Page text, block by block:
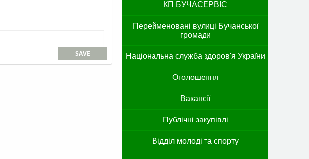
SAVE
КП БУЧАСЕРВІС
Перейменовані вулиці Бучанської
громади
Національна служба здоров'я України
Оголошення
Вакансії
Публічні закупівлі
Відділ молоді та спорту